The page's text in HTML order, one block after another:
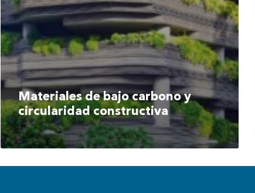
Materiales de bajo carbono y
circularidad constructiva